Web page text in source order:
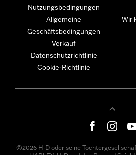
Nutzungsbedingungen
Allgemeine
Geschäftsbedingungen
Verkauf
Datenschutzrichtlinie
Cookie-Richtlinie
Wir
©2026 H-D oder seine